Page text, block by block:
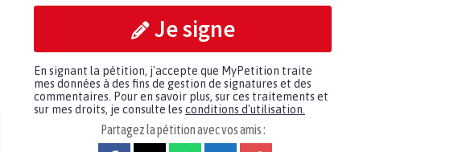
Je signe
En signant la pétition, j'accepte que MyPetition traite
mes données à des fins de gestion de signatures et des
commentaires. Pour en savoir plus, sur ces traitements et
sur mes droits, je consulte les conditions d'utilisation.
Partagez la pétition avec vos amis :